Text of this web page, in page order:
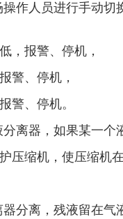
作人员进行手动
，报警、停机，
警、停机，
警、停机。
离器，如果某一
压缩机，使压缩机
器分离，残液留在